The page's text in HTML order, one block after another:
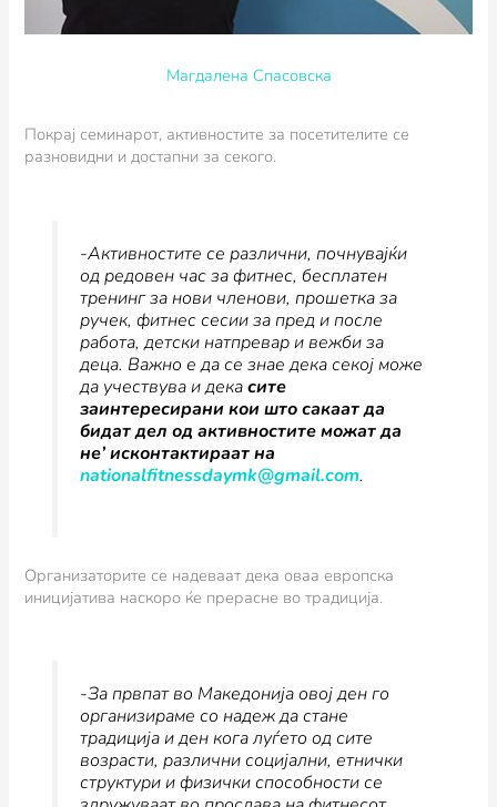
Магдалена Спасовска
Покрај семинарот, активностите за посетителите се
разновидни и достапни за секого.
-Активностите се различни, почнувајќи
од редовен час за фитнес, бесплатен
тренинг за нови членови, прошетка за
ручек, фитнес сесии за пред и после
работа, детски натпревар и вежби за
деца. Важно е да се знае дека секој може
да учествува и декасите
заинтересирани кои што сакаат да
бидат дел од активностите можат да
не’ исконтактираат на
nationalfitnessdaymk@gmail.com.
Организаторите се надеваат дека оваа европска
иницијатива наскоро ќе прерасне во традиција.
-За првпат во Македонија овој ден го
организираме со надеж да стане
традиција и ден кога луѓето од сите
возрасти, различни социјални, етнички
структури и физички способности се